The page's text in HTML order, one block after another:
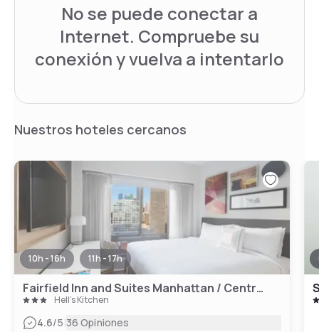
No se puede conectar a
Internet. Compruebe su
conexión y vuelva a intentarlo
Nuestros hoteles cercanos
10h - 16h 11h - 17h
Fairfield Inn and Suites Manhattan / Central Park
Hell's Kitchen
4.6/5|36 Opiniones